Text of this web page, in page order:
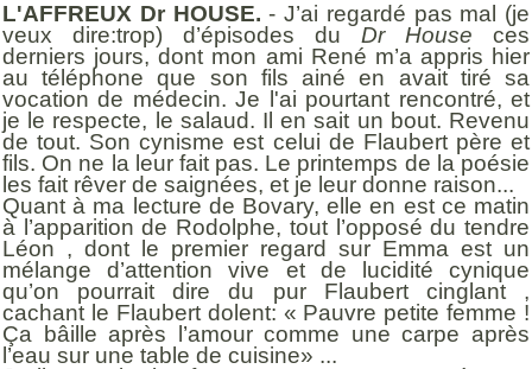
L'AFFREUX Dr HOUSE. - J’ai regardé pas mal (je
veux dire:trop) d’épisodes du Dr House ces
derniers jours, dont mon ami René m’a appris hier
au téléphone que son fils ainé en avait tiré sa
vocation de médecin. Je l'ai pourtant rencontré, et
je le respecte, le salaud. Il en sait un bout. Revenu
de tout. Son cynisme est celui de Flaubert père et
fils. On ne la leur fait pas. Le printemps de la poésie
les fait rêver de saignées, et je leur donne raison...
Quant à ma lecture de Bovary, elle en est ce matin
à l’apparition de Rodolphe, tout l’opposé du tendre
Léon , dont le premier regard sur Emma est un
mélange d’attention vive et de lucidité cynique
qu’on pourrait dire du pur Flaubert cinglant ,
cachant le Flaubert dolent: « Pauvre petite femme !
Ça bâille après l’amour comme une carpe après
l’eau sur une table de cuisine» ...